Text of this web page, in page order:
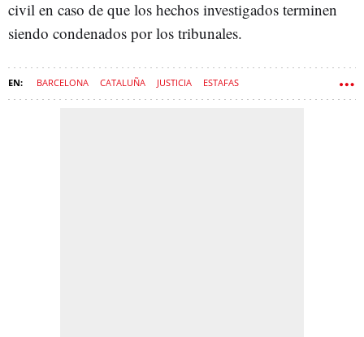
civil en caso de que los hechos investigados terminen
siendo condenados por los tribunales.
BARCELONA CATALUÑA JUSTICIA ESTAFAS